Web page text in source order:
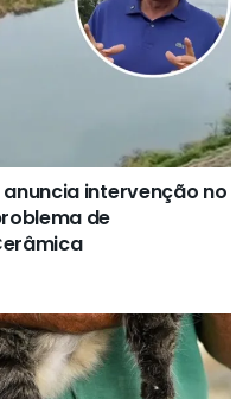
intervenção no
de